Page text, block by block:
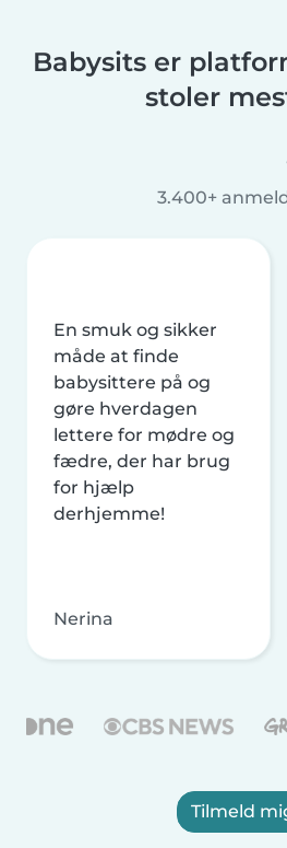
Babysits er
stoler
3.400+
En smuk og sikker
måde at finde
babysittere på og
gøre hverdagen
lettere for mødre og
fædre, der har brug
for hjælp
derhjemme!
Nerina
Tilmeld